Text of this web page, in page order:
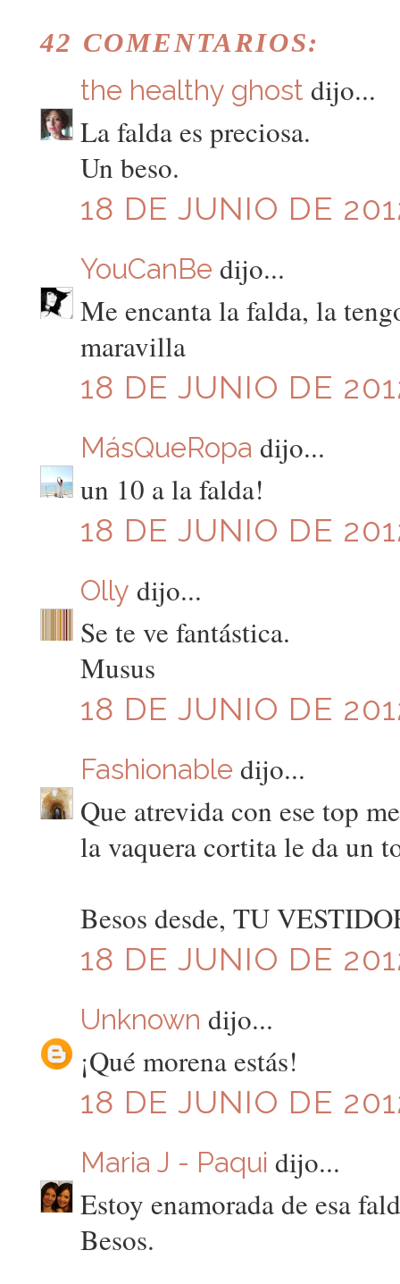
42 COMENTARIOS:
the healthy ghost dijo...
La falda es preciosa.
Un beso.
18 DE JUNIO DE
YouCanBe dijo...
Me encanta la falda, la
maravilla
18 DE JUNIO DE
MásQueRopa dijo...
un 10 a la falda!
18 DE JUNIO DE
Olly dijo...
Se te ve fantástica.
Musus
18 DE JUNIO DE
Fashionable dijo...
Que atrevida con ese top
la vaquera cortita le da un
Besos desde, TU
18 DE JUNIO DE
Unknown dijo...
¡Qué morena estás!
18 DE JUNIO DE
Maria J - Paqui dijo...
Estoy enamorada de esa
Besos.